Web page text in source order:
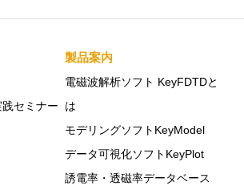
セミナー
製品案内
電磁波解析ソフト KeyFDTDと
は
モデリングソフトKeyModel
データ可視化ソフトKeyPlot
誘電率・透磁率データベース